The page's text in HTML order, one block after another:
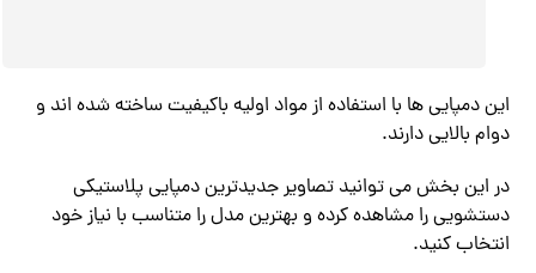
این دمپایی ها با استفاده از مواد اولیه باکیفیت ساخته شده اند و
دوام بالایی دارند.
در این بخش می توانید تصاویر جدیدترین دمپایی پلاستیکی
دستشویی را مشاهده کرده و بهترین مدل را متناسب با نیاز خود
انتخاب کنید.